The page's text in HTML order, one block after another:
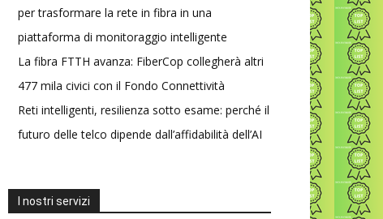
per trasformare la rete in fibra in una
piattaforma di monitoraggio intelligente
La fibra FTTH avanza: FiberCop collegherà altri
477 mila civici con il Fondo Connettività
Reti intelligenti, resilienza sotto esame: perché il
futuro delle telco dipende dall’affidabilità dell’AI
I nostri servizi